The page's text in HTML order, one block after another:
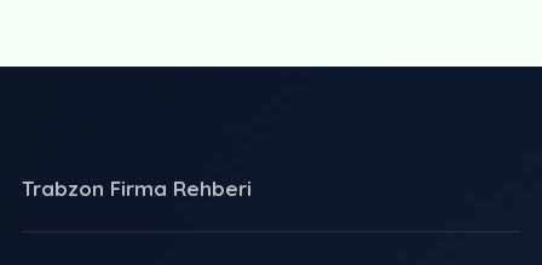
Trabzon Firma Rehberi